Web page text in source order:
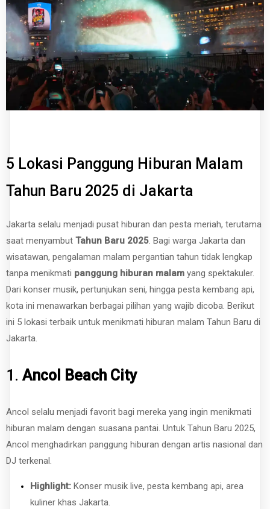
5 Lokasi Panggung Hiburan Malam
Tahun Baru 2025 di Jakarta
Jakarta selalu menjadi pusat hiburan dan pesta meriah, terutama
saat menyambut Tahun Baru 2025. Bagi warga Jakarta dan
wisatawan, pengalaman malam pergantian tahun tidak lengkap
tanpa menikmati panggung hiburan malam yang spektakuler.
Dari konser musik, pertunjukan seni, hingga pesta kembang api,
kota ini menawarkan berbagai pilihan yang wajib dicoba. Berikut
ini 5 lokasi terbaik untuk menikmati hiburan malam Tahun Baru di
Jakarta.
1.Ancol Beach City
Ancol selalu menjadi favorit bagi mereka yang ingin menikmati
hiburan malam dengan suasana pantai. Untuk Tahun Baru 2025,
Ancol menghadirkan panggung hiburan dengan artis nasional dan
DJ terkenal.
Highlight: Konser musik live, pesta kembang api, area
kuliner khas Jakarta.